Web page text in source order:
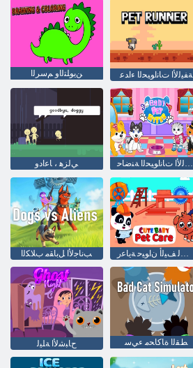
ﻦﻳﻮﻠﺘﻟﺍﻭ ﻢﺳﺮﻟﺍ ﺔﻔﻴﻟﻷ ﺍ ﺕﺎﻧﺍﻮﻴﺤﻟﺍ ءﺍﺪﻋ
ﻲﻟﺰﻫ ، ﺎﻋﺍﺩﻭ ﺔﻔﻴﻟﻷ ﺍ ﺕﺎﻧﺍﻮﻴﺤﻟﺍ ﺔﻨﺿﺎﺣ
ﺐﻧﺎﺟﻷ ﺍ ﻞﺑﺎﻘﻣ ﺏﻼ ﻜﻟﺍ ﻒﻴﻄﻟ ﻒﻴﻟﺃ ﻥﺍﻮﻴﺣ ﺔﻳﺎﻋﺭ
ﺡﺎﺒﺷﻷ ﺍ ﺔﻠﻴﻟ ﻂﻘﻟﺍ ﺓﺎﻛﺎﺤﻣ ءﻲﺳ